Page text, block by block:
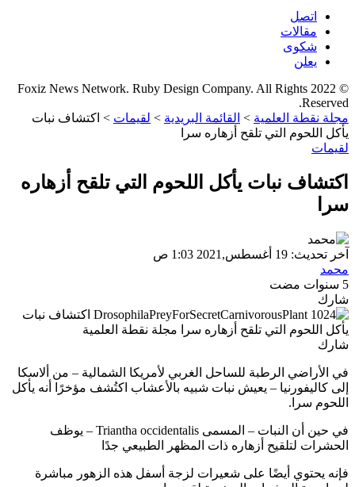
اتصل
مقالات
شكوى
يعلن
© 2022 Foxiz News Network. Ruby Design Company. All Rights
Reserved.
مجلة نقطة العلمية > القائمة البريدية > لقيمات > اكتشاف نبات
يأكل اللحوم التي تلقح أزهاره سرا
لقيمات
اكتشاف نبات يأكل اللحوم التي تلقح أزهاره
سرا
آخر تحديث: 19 أغسطس,2021 1:03 ص
محمد
5 سنوات مضت
شارك
شارك
في الأراضي الرطبة للساحل الغربي لأمريكا الشمالية – من ألاسكا
إلى كاليفورنيا – يعيش نبات شبيه بالأعشاب اكتُشف مؤخرًا أنه يأكل
اللحوم سرا.
في حين أن النبات – المسمى Triantha occidentalis – يوظف
الحشرات لتلقيح أزهاره ذات المظهر الطبيعي جدًا
فإنه يحتوي أيضًا على شعيرات لزجة أسفل هذه الزهور مباشرة